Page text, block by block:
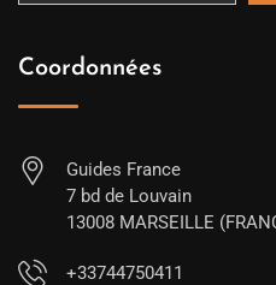
Coordonnées
Guides France
7 bd de Louvain
13008 MARSEILLE
+33744750411